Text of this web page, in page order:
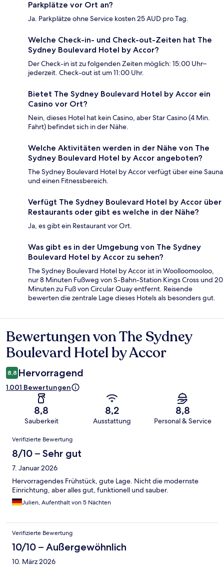
Parkplätze vor Ort an?
Ja. Parkplätze ohne Service kosten 25 AUD pro Tag.
Welche Check-in- und Check-out-Zeiten hat The
Sydney Boulevard Hotel by Accor?
Der Check-in ist zu folgenden Zeiten möglich: 15:00 Uhr–
jederzeit. Check-out ist um 11:00 Uhr.
Bietet The Sydney Boulevard Hotel by Accor ein
Casino vor Ort?
Nein, dieses Hotel hat kein Casino, aber Star Casino (4 Min.
Fahrt) befindet sich in der Nähe.
Welche Aktivitäten werden in der Nähe von The
Sydney Boulevard Hotel by Accor angeboten?
The Sydney Boulevard Hotel by Accor verfügt über eine Sauna
und einen Fitnessbereich.
Verfügt The Sydney Boulevard Hotel by Accor über
Restaurants oder gibt es welche in der Nähe?
Ja, es gibt ein Restaurant vor Ort.
Was gibt es in der Umgebung von The Sydney
Boulevard Hotel by Accor zu sehen?
The Sydney Boulevard Hotel by Accor ist in Woolloomooloo,
nur 8 Minuten Fußweg von S-Bahn-Station Kings Cross und 20
Minuten zu Fuß von Circular Quay entfernt. Reisende
bewerten die zentrale Lage dieses Hotels als besonders gut.
Bewertungen
Bewertungen von The Sydney
Boulevard Hotel by Accor
8,8 Hervorragend
1.001 Bewertungen
8,8
Sauberkeit
8,2
Ausstattung
8,8
Personal & Service
Bewertungen
Verifizierte Bewertung
8/10 – Sehr gut
7. Januar 2026
Hervorragendes Frühstück, gute Lage. Nicht die modernste
Einrichtung, aber alles gut, funktionell und sauber.
Julien, Aufenthalt von 5 Nächten
Verifizierte Bewertung
10/10 – Außergewöhnlich
10. März 2026